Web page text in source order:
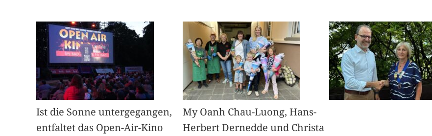
Ist die Sonne untergegangen,
entfaltet das Open-Air-Kino
My Oanh Chau-Luong, Hans-
Herbert Dernedde und Christa